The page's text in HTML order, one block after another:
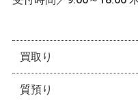
買取り
質預り